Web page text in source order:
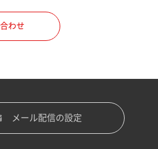
わせ
メール配信の設定